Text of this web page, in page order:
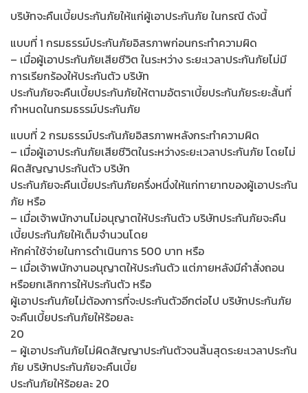
บริษัทจะคืนเบี้ยประกันภัยให้แก่ผู้เอาประกันภัย ในกรณี ดังนี้
แบบที่ 1 กรมธรรม์ประกันภัยอิสรภาพก่อนกระทำความผิด
– เมื่อผู้เอาประกันภัยเสียชีวิต ในระหว่าง ระยะเวลาประกันภัยไม่มี
การเรียกร้องให้ประกันตัว บริษัท
ประกันภัยจะคืนเบี้ยประกันภัยให้ตามอัตราเบี้ยประกันภัยระยะสั้นที่
กำหนดในกรมธรรม์ประกันภัย
แบบที่ 2 กรมธรรม์ประกันภัยอิสรภาพหลังกระทำความผิด
– เมื่อผู้เอาประกันภัยเสียชีวิตในระหว่างระยะเวลาประกันภัย โดยไม่
ผิดสัญญาประกันตัว บริษัท
ประกันภัยจะคืนเบี้ยประกันภัยครึ่งหนึ่งให้แก่ทายาทของผู้เอาประกัน
ภัย หรือ
– เมื่อเจ้าพนักงานไม่อนุญาตให้ประกันตัว บริษัทประกันภัยจะคืน
เบี้ยประกันภัยให้เต็มจำนวนโดย
หักค่าใช้จ่ายในการดำเนินการ 500 บาท หรือ
– เมื่อเจ้าพนักงานอนุญาตให้ประกันตัว แต่ภายหลังมีคำสั่งถอน
หรือยกเลิกการให้ประกันตัว หรือ
ผู้เอาประกันภัยไม่ต้องการที่จะประกันตัวอีกต่อไป บริษัทประกันภัย
จะคืนเบี้ยประกันภัยให้ร้อยละ
20
– ผู้เอาประกันภัยไม่ผิดสัญญาประกันตัวจนสิ้นสุดระยะเวลาประกัน
ภัย บริษัทประกันภัยจะคืนเบี้ย
ประกันภัยให้ร้อยละ 20